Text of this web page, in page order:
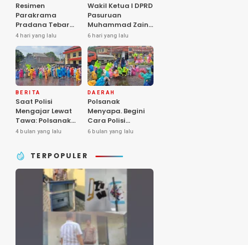
Resimen
Parakrama
Pradana Tebar
Kepedulian di
Panti Asuhan
Griya Balita SYD,
Peluk Hangat
Balita Terlantar
“POLRI Hadir
Dengan Hati”
4 hari yang lalu
Wakil Ketua I DPRD
Pasuruan
Muhammad Zaini
Soroti Krisis
Fasilitas Sekolah
di Tengah Efisiensi
Anggaran
6 hari yang lalu
BERITA
Saat Polisi
Mengajar Lewat
Tawa: Polsanak
Pasuruan Sentuh
Sejak Dini
4 bulan yang lalu
DAERAH
Polsanak
Menyapa. Begini
Cara Polisi
Mendekatkan
Sejak Usia Dini
6 bulan yang lalu
TERPOPULER